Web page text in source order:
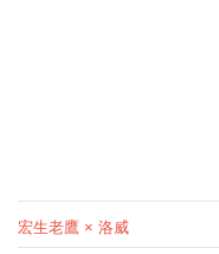
宏生老鷹 × 洛威